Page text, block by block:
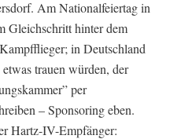
Am Nationalfeiertag in
Gleichschritt hinter dem
in Deutschland
trauen würden, der
per
– Sponsoring eben.
Hartz-IV-Empfänger: